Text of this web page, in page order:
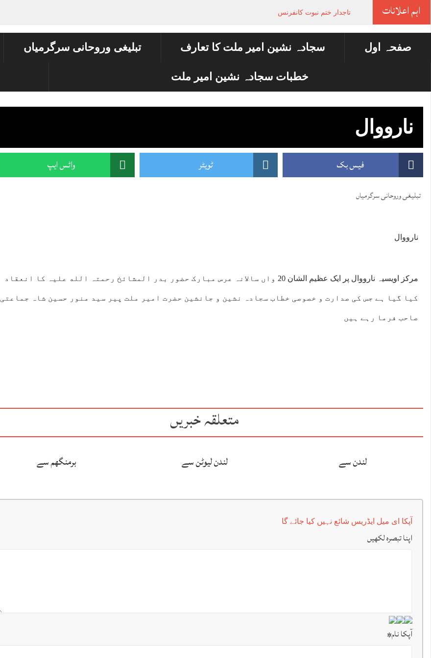
اہم اعلانات تاجدار ختم نبوت کانفرنس
صفحہ اول سجادہ نشین امیر ملت کا تعارف تبلیغی وروحانی سرگرمیاں
خطبات سجادہ نشین امیر ملت
نارووال
فیس بک ٹویٹر واٹس ایپ
تبلیغی وروحانی سرگرمیاں
نارووال
مرکز اویسیہ نارووال پر ایک عظیم الشان 20 واں سالانہ عرس مبارک حضور بدر المشائخ رحمتہ الله علیہ کا انعقاد
کیا گیا ہے جس کی صدارت و خصوصی خطاب سجادہ نشین و جانشین حضرت امیر ملت پیر سید منور حسین شاہ جماعتی
صاحب فرما رہے ہیں
متعلقہ خبریں
لندن سے لندن لیوٹن سے برمنگھم سے
آپکا ای میل ایڈریس شائع نہیں کیا جائے گا
اپنا تبصرہ لکھیں
آپکا نام*